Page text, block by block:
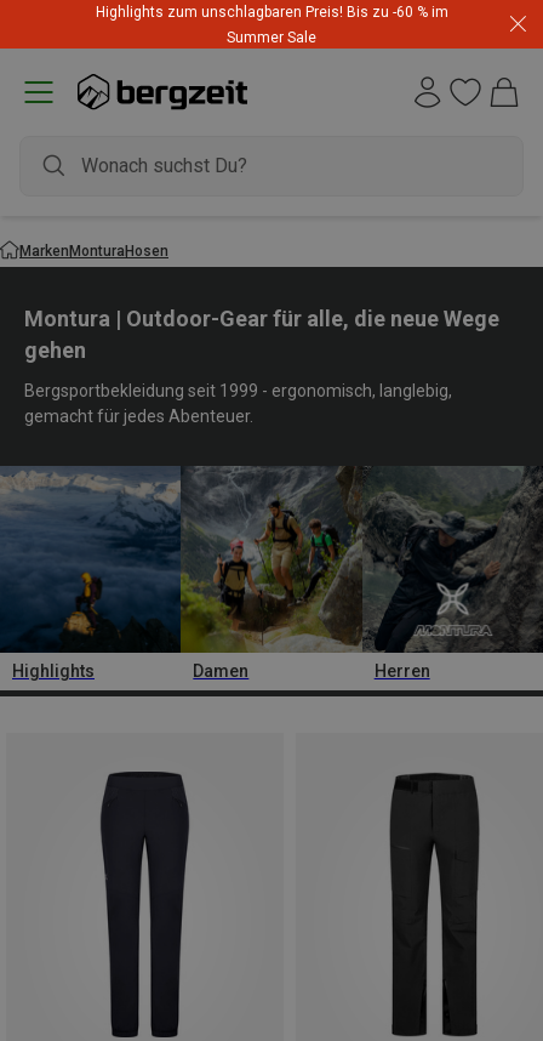
Highlights zum unschlagbaren Preis! Bis zu -60 % im
Summer Sale
MarkenMonturaHosen
Montura | Outdoor-Gear für alle, die neue Wege
gehen
Bergsportbekleidung seit 1999 - ergonomisch, langlebig,
gemacht für jedes Abenteuer.
Highlights Damen Herren